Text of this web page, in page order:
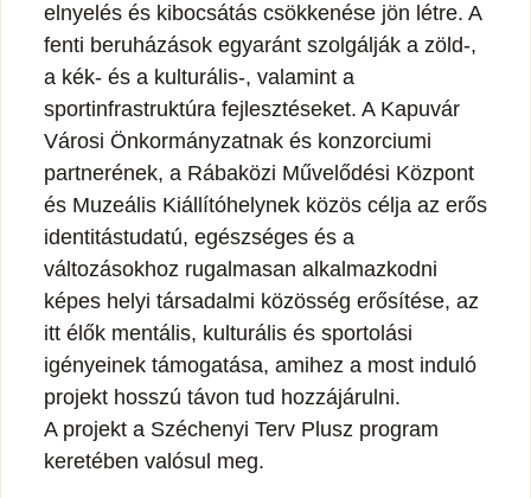
elnyelés és kibocsátás csökkenése jön létre. A
fenti beruházások egyaránt szolgálják a zöld-,
a kék- és a kulturális-, valamint a
sportinfrastruktúra fejlesztéseket. A Kapuvár
Városi Önkormányzatnak és konzorciumi
partnerének, a Rábaközi Művelődési Központ
és Muzeális Kiállítóhelynek közös célja az erős
identitástudatú, egészséges és a
változásokhoz rugalmasan alkalmazkodni
képes helyi társadalmi közösség erősítése, az
itt élők mentális, kulturális és sportolási
igényeinek támogatása, amihez a most induló
projekt hosszú távon tud hozzájárulni.
A projekt a Széchenyi Terv Plusz program
keretében valósul meg.